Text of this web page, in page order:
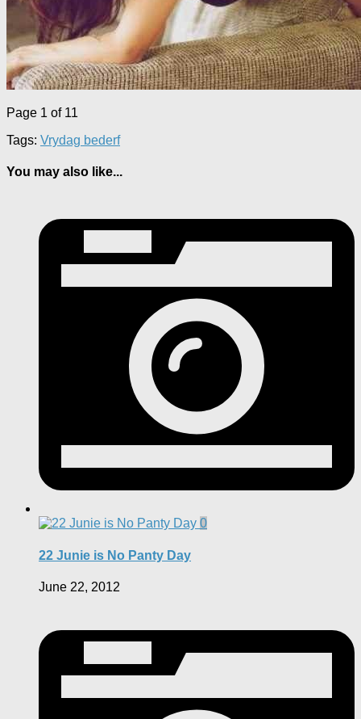
Page 1 of 11
Tags: Vrydag bederf
You may also like...
0
22 Junie is No Panty Day
June 22, 2012